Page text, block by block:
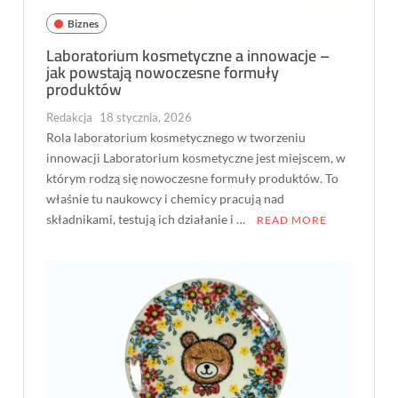
Biznes
Laboratorium kosmetyczne a innowacje –
jak powstają nowoczesne formuły
produktów
Redakcja 18 stycznia, 2026
Rola laboratorium kosmetycznego w tworzeniu
innowacji Laboratorium kosmetyczne jest miejscem, w
którym rodzą się nowoczesne formuły produktów. To
właśnie tu naukowcy i chemicy pracują nad
składnikami, testują ich działanie i …
READ MORE